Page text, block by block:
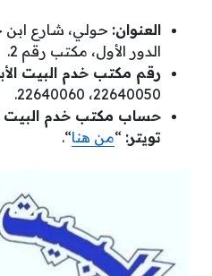
العنوان: حولي، شارع ابن
الدور الأول، مكتب رقم 2.
رقم مكتب خدم البيت
22640050، 22640060.
حساب مكتب خدم البيت
تويتر: “من هنا“.